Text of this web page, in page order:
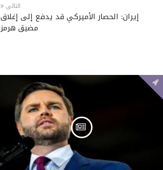
التالى
إيران: الحصار الأميركي قد يدفع إلى إغلاق
مضيق هرمز